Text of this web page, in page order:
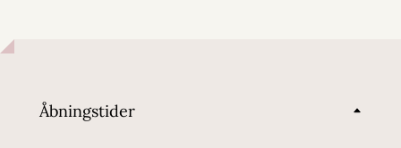
Åbningstider